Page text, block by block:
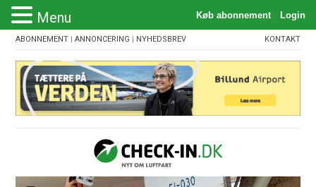
ABONNEMENT |ANNONCERING | NYHEDSBREV KONTAKT
Menu